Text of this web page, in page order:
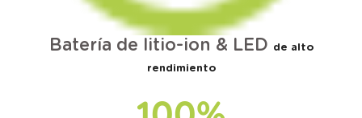
Batería de litio-ion & LED
de alto
rendimiento